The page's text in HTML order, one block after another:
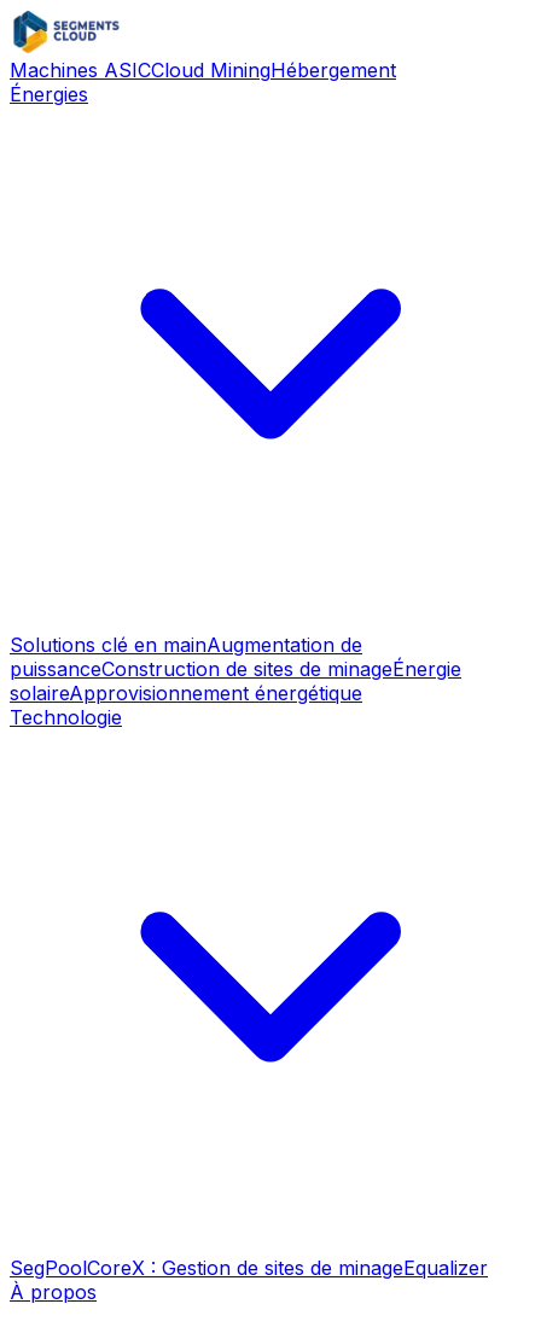
Machines ASICCloud MiningHébergement
Énergies
Solutions clé en mainAugmentation de
puissanceConstruction de sites de minageÉnergie
solaireApprovisionnement énergétique
Technologie
SegPoolCoreX : Gestion de sites de minageEqualizer
À propos